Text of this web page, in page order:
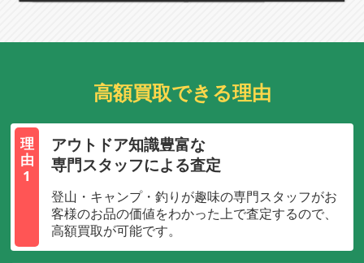
高額買取できる理由
理
由
1
アウトドア知識豊富な
専門スタッフによる査定
登山・キャンプ・釣りが趣味の専門スタッフがお
客様のお品の価値をわかった上で査定するので、
高額買取が可能です。